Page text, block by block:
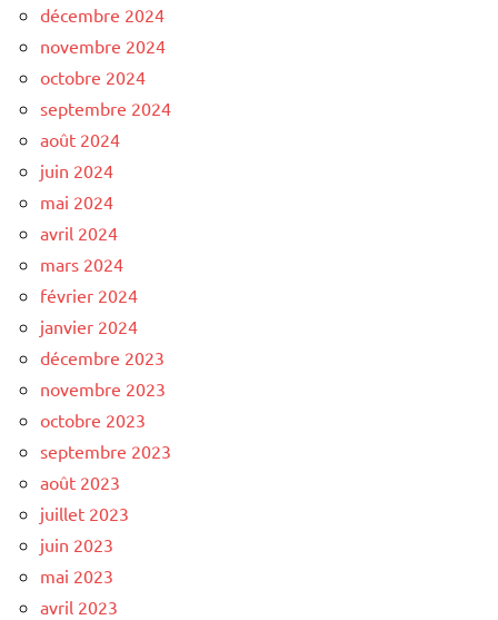
décembre 2024
novembre 2024
octobre 2024
septembre 2024
août 2024
juin 2024
mai 2024
avril 2024
mars 2024
février 2024
janvier 2024
décembre 2023
novembre 2023
octobre 2023
septembre 2023
août 2023
juillet 2023
juin 2023
mai 2023
avril 2023